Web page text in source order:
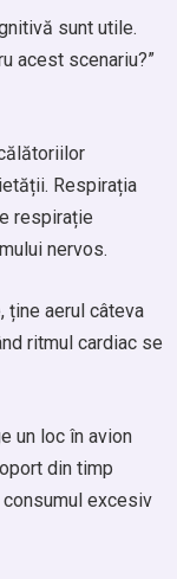
sunt utile.
acest scenariu?”
Respirația
respirație
nervos.
ține aerul câteva
ritmul cardiac se
un loc în avion
din timp
excesiv